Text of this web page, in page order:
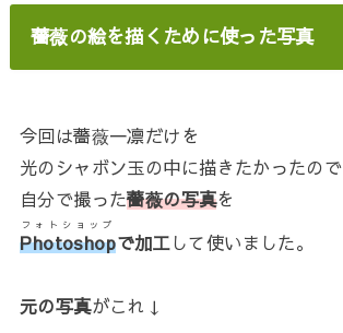
薔薇の絵を描くために使った写真
今回は薔薇一凛だけを
光のシャボン玉の中に描きたかったので
自分で撮った薔薇の写真を
Photoshop
フォトショップ
で加工して使いました。
元の写真がこれ↓